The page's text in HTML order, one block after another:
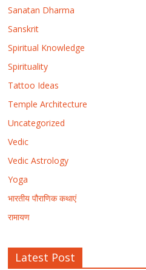
Sanatan Dharma
Sanskrit
Spiritual Knowledge
Spirituality
Tattoo Ideas
Temple Architecture
Uncategorized
Vedic
Vedic Astrology
Yoga
भारतीय पौराणिक कथाएं
रामायण
Latest Post